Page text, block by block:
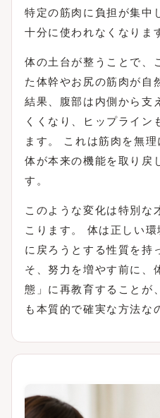
特定の筋肉に負担が集中
十分に使われなくなりま
体の土台が整うことで、
た体幹やお尻の筋肉が自
結果、腹部は内側から支
くくなり、ヒップライン
ます。 これは筋肉を無理
体が本来の機能を取り戻
す。
このような変化は特別な
こります。 体は正しい
に戻ろうとする性質を持
そ、努力を増やす前に、
態」に再教育することが
も本質的で確実な方法な